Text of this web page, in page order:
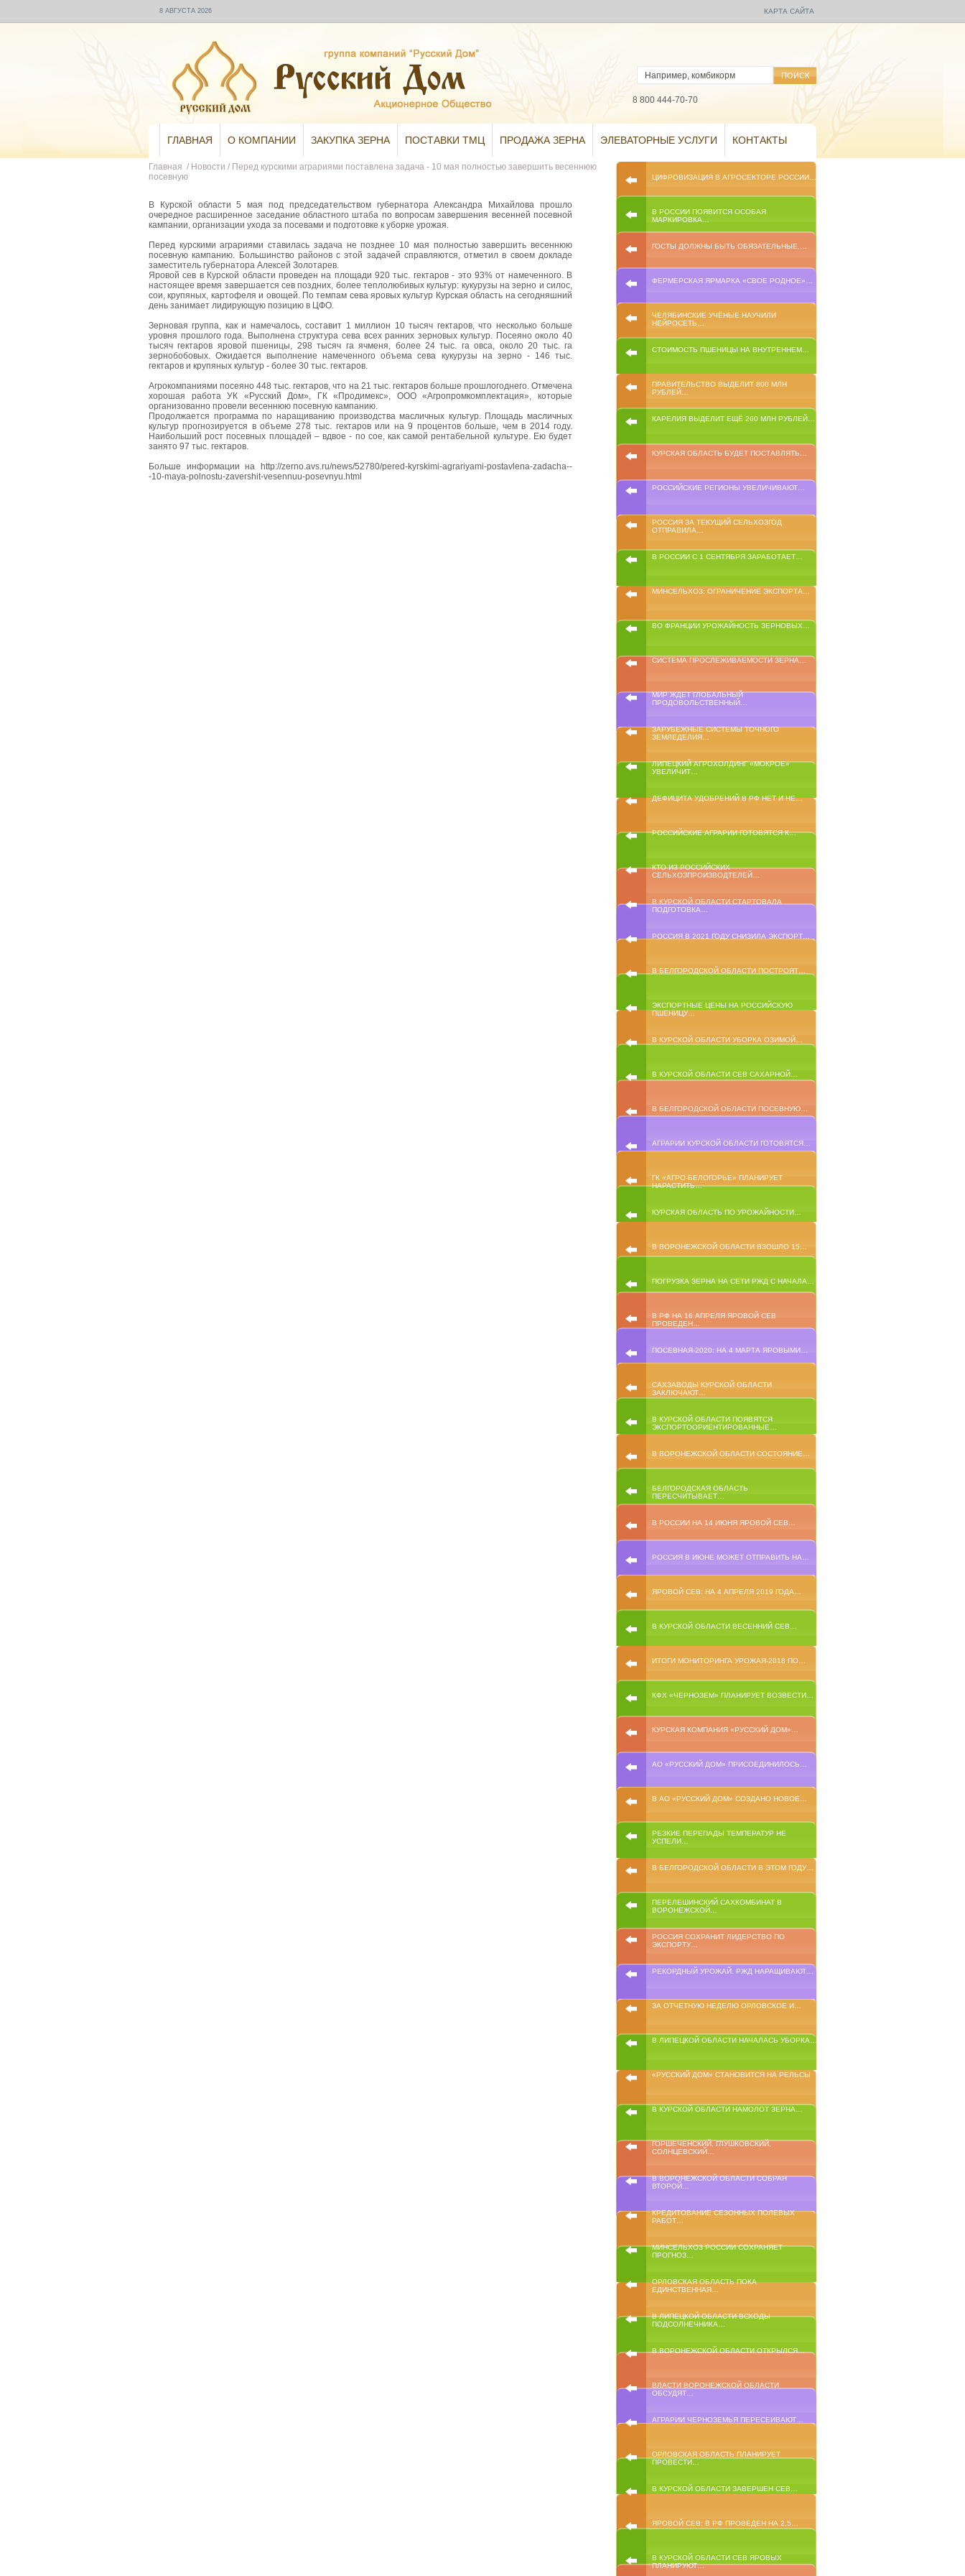
8 АВГУСТА 2026 КАРТА САЙТА
8 800 444-70-70
ГЛАВНАЯ О КОМПАНИИ ЗАКУПКА ЗЕРНА ПОСТАВКИ ТМЦ ПРОДАЖА ЗЕРНА ЭЛЕВАТОРНЫЕ УСЛУГИ КОНТАКТЫ
Главная / Новости / Перед курскими аграриями поставлена задача - 10 мая полностью завершить весеннюю
посевную
В Курской области 5 мая под председательством губернатора Александра Михайлова прошло
очередное расширенное заседание областного штаба по вопросам завершения весенней посевной
кампании, организации ухода за посевами и подготовке к уборке урожая.
Перед курскими аграриями ставилась задача не позднее 10 мая полностью завершить весеннюю
посевную кампанию. Большинство районов с этой задачей справляются, отметил в своем докладе
заместитель губернатора Алексей Золотарев.
Яровой сев в Курской области проведен на площади 920 тыс. гектаров - это 93% от намеченного. В
настоящее время завершается сев поздних, более теплолюбивых культур: кукурузы на зерно и силос,
сои, крупяных, картофеля и овощей. По темпам сева яровых культур Курская область на сегодняшний
день занимает лидирующую позицию в ЦФО.
Зерновая группа, как и намечалось, составит 1 миллион 10 тысяч гектаров, что несколько больше
уровня прошлого года. Выполнена структура сева всех ранних зерновых культур. Посеяно около 40
тысяч гектаров яровой пшеницы, 298 тысяч га ячменя, более 24 тыс. га овса, около 20 тыс. га
зернобобовых. Ожидается выполнение намеченного объема сева кукурузы на зерно - 146 тыс.
гектаров и крупяных культур - более 30 тыс. гектаров.
Агрокомпаниями посеяно 448 тыс. гектаров, что на 21 тыс. гектаров больше прошлогоднего. Отмечена
хорошая работа УК «Русский Дом», ГК «Продимекс», ООО «Агропромкомплектация», которые
организованно провели весеннюю посевную кампанию.
Продолжается программа по наращиванию производства масличных культур. Площадь масличных
культур прогнозируется в объеме 278 тыс. гектаров или на 9 процентов больше, чем в 2014 году.
Наибольший рост посевных площадей – вдвое - по сое, как самой рентабельной культуре. Ею будет
занято 97 тыс. гектаров.
Больше информации на http://zerno.avs.ru/news/52780/pered-kyrskimi-agrariyami-postavlena-zadacha--
-10-maya-polnostu-zavershit-vesennuu-posevnyu.html
ЦИФРОВИЗАЦИЯ В АГРОСЕКТОРЕ РОССИИ…
В РОССИИ ПОЯВИТСЯ ОСОБАЯ
МАРКИРОВКА…
ГОСТЫ ДОЛЖНЫ БЫТЬ ОБЯЗАТЕЛЬНЫЕ,…
ФЕРМЕРСКАЯ ЯРМАРКА «СВОЕ РОДНОЕ»…
ЧЕЛЯБИНСКИЕ УЧЁНЫЕ НАУЧИЛИ
НЕЙРОСЕТЬ…
СТОИМОСТЬ ПШЕНИЦЫ НА ВНУТРЕННЕМ…
ПРАВИТЕЛЬСТВО ВЫДЕЛИТ 800 МЛН
РУБЛЕЙ…
КАРЕЛИЯ ВЫДЕЛИТ ЕЩЁ 260 МЛН РУБЛЕЙ…
КУРСКАЯ ОБЛАСТЬ БУДЕТ ПОСТАВЛЯТЬ…
РОССИЙСКИЕ РЕГИОНЫ УВЕЛИЧИВАЮТ…
РОССИЯ ЗА ТЕКУЩИЙ СЕЛЬХОЗГОД
ОТПРАВИЛА…
В РОССИИ С 1 СЕНТЯБРЯ ЗАРАБОТАЕТ…
МИНСЕЛЬХОЗ: ОГРАНИЧЕНИЕ ЭКСПОРТА…
ВО ФРАНЦИИ УРОЖАЙНОСТЬ ЗЕРНОВЫХ…
СИСТЕМА ПРОСЛЕЖИВАЕМОСТИ ЗЕРНА…
МИР ЖДЕТ ГЛОБАЛЬНЫЙ
ПРОДОВОЛЬСТВЕННЫЙ…
ЗАРУБЕЖНЫЕ СИСТЕМЫ ТОЧНОГО
ЗЕМЛЕДЕЛИЯ…
ЛИПЕЦКИЙ АГРОХОЛДИНГ «МОКРОЕ»
УВЕЛИЧИТ…
ДЕФИЦИТА УДОБРЕНИЙ В РФ НЕТ И НЕ…
РОССИЙСКИЕ АГРАРИИ ГОТОВЯТСЯ К…
КТО ИЗ РОССИЙСКИХ
СЕЛЬХОЗПРОИЗВОДТЕЛЕЙ…
В КУРСКОЙ ОБЛАСТИ СТАРТОВАЛА
ПОДГОТОВКА…
РОССИЯ В 2021 ГОДУ СНИЗИЛА ЭКСПОРТ…
В БЕЛГОРОДСКОЙ ОБЛАСТИ ПОСТРОЯТ…
ЭКСПОРТНЫЕ ЦЕНЫ НА РОССИЙСКУЮ
ПШЕНИЦУ…
В КУРСКОЙ ОБЛАСТИ УБОРКА ОЗИМОЙ…
В КУРСКОЙ ОБЛАСТИ СЕВ САХАРНОЙ…
В БЕЛГОРОДСКОЙ ОБЛАСТИ ПОСЕВНУЮ…
АГРАРИИ КУРСКОЙ ОБЛАСТИ ГОТОВЯТСЯ…
ГК «АГРО-БЕЛОГОРЬЕ» ПЛАНИРУЕТ
НАРАСТИТЬ…
КУРСКАЯ ОБЛАСТЬ ПО УРОЖАЙНОСТИ…
В ВОРОНЕЖСКОЙ ОБЛАСТИ ВЗОШЛО 15…
ПОГРУЗКА ЗЕРНА НА СЕТИ РЖД С НАЧАЛА…
В РФ НА 16 АПРЕЛЯ ЯРОВОЙ СЕВ
ПРОВЕДЕН…
ПОСЕВНАЯ-2020: НА 4 МАРТА ЯРОВЫМИ…
САХЗАВОДЫ КУРСКОЙ ОБЛАСТИ
ЗАКЛЮЧАЮТ…
В КУРСКОЙ ОБЛАСТИ ПОЯВЯТСЯ
ЭКСПОРТООРИЕНТИРОВАННЫЕ…
В ВОРОНЕЖСКОЙ ОБЛАСТИ СОСТОЯНИЕ…
БЕЛГОРОДСКАЯ ОБЛАСТЬ
ПЕРЕСЧИТЫВАЕТ…
В РОССИИ НА 14 ИЮНЯ ЯРОВОЙ СЕВ…
РОССИЯ В ИЮНЕ МОЖЕТ ОТПРАВИТЬ НА…
ЯРОВОЙ СЕВ: НА 4 АПРЕЛЯ 2019 ГОДА…
В КУРСКОЙ ОБЛАСТИ ВЕСЕННИЙ СЕВ…
ИТОГИ МОНИТОРИНГА УРОЖАЯ-2018 ПО…
КФХ «ЧЕРНОЗЕМ» ПЛАНИРУЕТ ВОЗВЕСТИ…
КУРСКАЯ КОМПАНИЯ «РУССКИЙ ДОМ»…
АО «РУССКИЙ ДОМ» ПРИСОЕДИНИЛОСЬ…
В АО «РУССКИЙ ДОМ» СОЗДАНО НОВОЕ…
РЕЗКИЕ ПЕРЕПАДЫ ТЕМПЕРАТУР НЕ
УСПЕЛИ…
В БЕЛГОРОДСКОЙ ОБЛАСТИ В ЭТОМ ГОДУ…
ПЕРЕЛЕШИНСКИЙ САХКОМБИНАТ В
ВОРОНЕЖСКОЙ…
РОССИЯ СОХРАНИТ ЛИДЕРСТВО ПО
ЭКСПОРТУ…
РЕКОРДНЫЙ УРОЖАЙ. РЖД НАРАЩИВАЮТ…
ЗА ОТЧЕТНУЮ НЕДЕЛЮ ОРЛОВСКОЕ И…
В ЛИПЕЦКОЙ ОБЛАСТИ НАЧАЛАСЬ УБОРКА…
«РУССКИЙ ДОМ» СТАНОВИТСЯ НА РЕЛЬСЫ
В КУРСКОЙ ОБЛАСТИ НАМОЛОТ ЗЕРНА…
ГОРШЕЧЕНСКИЙ, ГЛУШКОВСКИЙ,
СОЛНЦЕВСКИЙ…
В ВОРОНЕЖСКОЙ ОБЛАСТИ СОБРАН
ВТОРОЙ…
КРЕДИТОВАНИЕ СЕЗОННЫХ ПОЛЕВЫХ
РАБОТ…
МИНСЕЛЬХОЗ РОССИИ СОХРАНЯЕТ
ПРОГНОЗ…
ОРЛОВСКАЯ ОБЛАСТЬ ПОКА
ЕДИНСТВЕННАЯ…
В ЛИПЕЦКОЙ ОБЛАСТИ ВСХОДЫ
ПОДСОЛНЕЧНИКА…
В ВОРОНЕЖСКОЙ ОБЛАСТИ ОТКРЫЛСЯ…
ВЛАСТИ ВОРОНЕЖСКОЙ ОБЛАСТИ
ОБСУДЯТ…
АГРАРИИ ЧЕРНОЗЕМЬЯ ПЕРЕСЕИВАЮТ…
ОРЛОВСКАЯ ОБЛАСТЬ ПЛАНИРУЕТ
ПРОВЕСТИ…
В КУРСКОЙ ОБЛАСТИ ЗАВЕРШЕН СЕВ…
ЯРОВОЙ СЕВ: В РФ ПРОВЕДЕН НА 2,5…
В КУРСКОЙ ОБЛАСТИ СЕВ ЯРОВЫХ
ПЛАНИРУЮТ…